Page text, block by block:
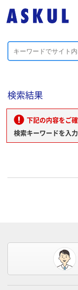
検索結果
下記の内容をご
検索キーワードを入